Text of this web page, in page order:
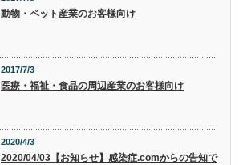
動物・ペット産業のお客様向け
2017/7/3
医療・福祉・食品の周辺産業のお客様向け
2020/4/3
2020/04/03【お知らせ】感染症.comからの告知で